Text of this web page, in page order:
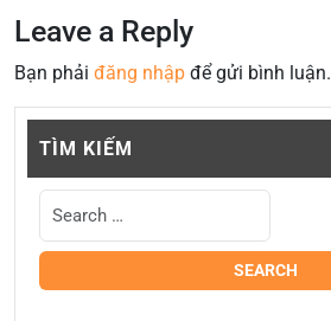
Leave a Reply
Bạn phải đăng nhập để gửi bình luận.
TÌM KIẾM